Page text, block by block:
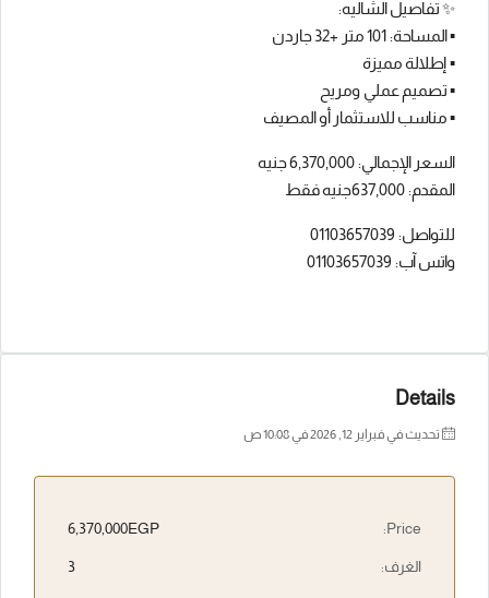
✨ تفاصيل الشاليه:
▪️ المساحة: 101 متر +32 جاردن
▪️ إطلالة مميزة
▪️ تصميم عملي ومريح
▪️ مناسب للاستثمار أو المصيف
السعر الإجمالي: 6,370,000 جنيه
المقدم: 637,000جنيه فقط
للتواصل: 01103657039
واتس آب: 01103657039
Details
تحديث في فبراير 12, 2026 في 10:08 ص
Price:
6,370,000EGP
الغرف: 3